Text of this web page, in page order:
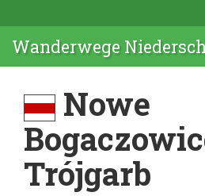
Wanderwege
Nowe
Trójgarb